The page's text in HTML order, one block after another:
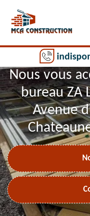
Nous vous
bureau ZA
Avenue